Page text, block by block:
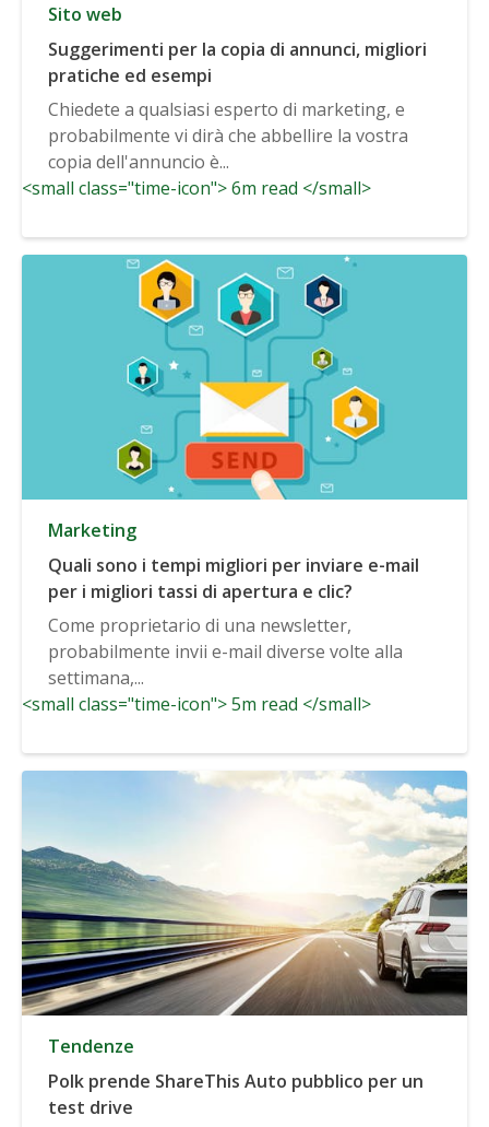
Sito web
Suggerimenti per la copia di annunci, migliori
pratiche ed esempi
Chiedete a qualsiasi esperto di marketing, e
probabilmente vi dirà che abbellire la vostra
copia dell'annuncio è...
<small class="time-icon"> 6m read </small>
Marketing
Quali sono i tempi migliori per inviare e-mail
per i migliori tassi di apertura e clic?
Come proprietario di una newsletter,
probabilmente invii e-mail diverse volte alla
settimana,...
<small class="time-icon"> 5m read </small>
Tendenze
Polk prende ShareThis Auto pubblico per un
test drive